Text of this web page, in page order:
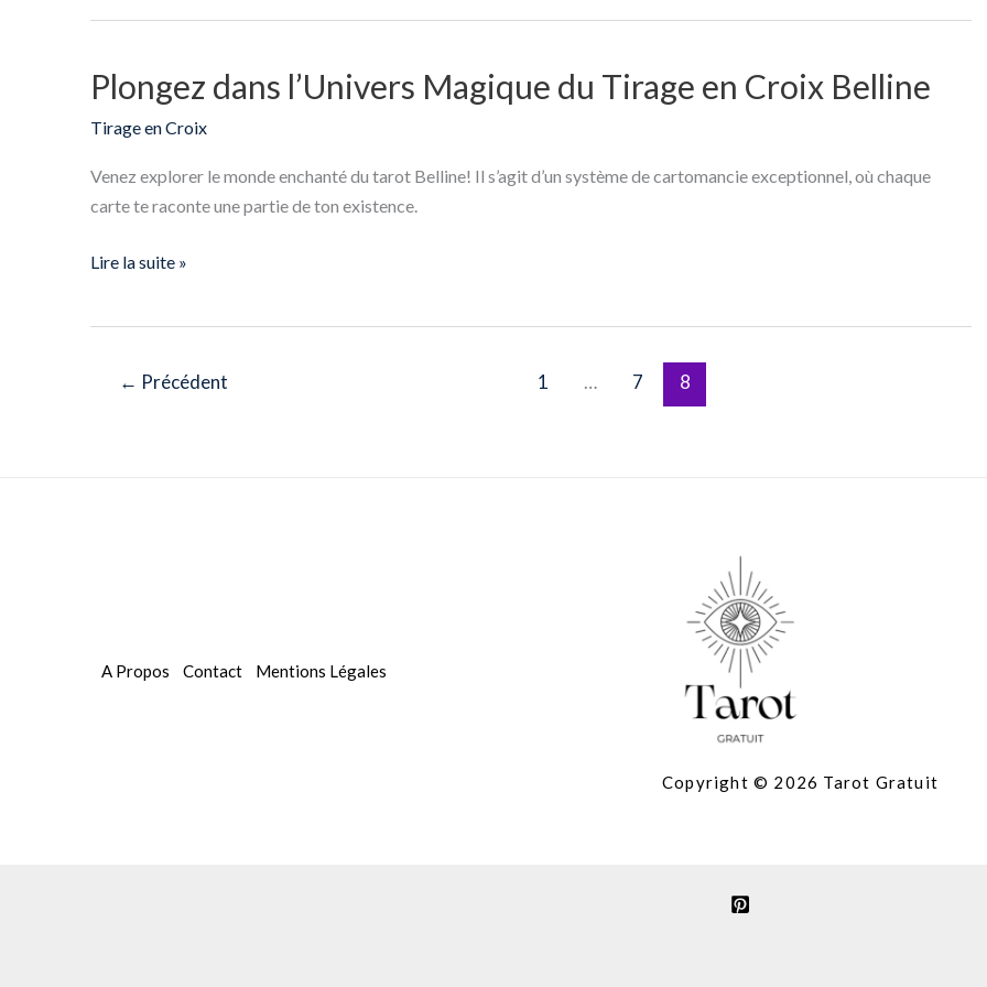
des
Cartes
Plongez dans l’Univers Magique du Tirage en Croix Belline
Tirage en Croix
Venez explorer le monde enchanté du tarot Belline! Il s’agit d’un système de cartomancie exceptionnel, où chaque
carte te raconte une partie de ton existence.
Plongez
l’Univers
Magique
en
Lire la suite »
← Précédent 1 … 7 8
A Propos Contact Mentions Légales
Copyright © 2026 Tarot Gratuit